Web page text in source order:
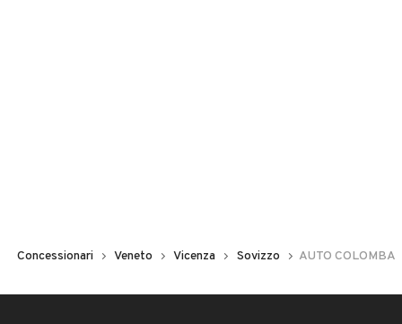
Concessionari Veneto Vicenza Sovizzo AUTO COLOMBA